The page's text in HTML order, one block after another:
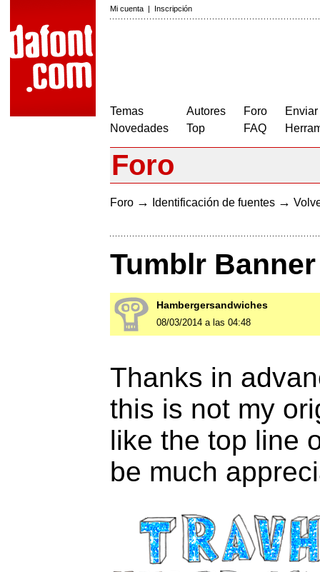
Mi cuenta | Inscripción
Temas
Novedades
Autores
Top
Foro
FAQ
Foro
Foro → Identificación de fuentes →
Tumblr
Hambergersandwiches
08/03/2014 a las 04:48
Thanks in
this is not my
like the top line
be much